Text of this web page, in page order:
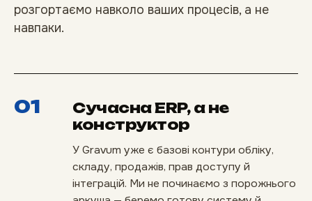
розгортаємо навколо ваших процесів, а не
навпаки.
01
Сучасна ERP, а не
конструктор
У Gravum уже є базові контури обліку,
складу, продажів, прав доступу й
інтеграцій. Ми не починаємо з порожнього